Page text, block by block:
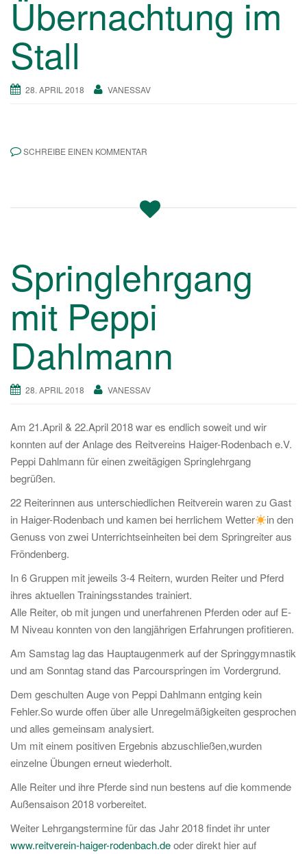
Übernachtung im
Stall
28. APRIL 2018 VANESSAV
SCHREIBE EINEN KOMMENTAR
Springlehrgang
mit Peppi
Dahlmann
28. APRIL 2018 VANESSAV
Am 21.April & 22.April 2018 war es endlich soweit und wir
konnten auf der Anlage des Reitvereins Haiger-Rodenbach e.V.
Peppi Dahlmann für einen zweitägigen Springlehrgang
begrüßen.
22 Reiterinnen aus unterschiedlichen Reitverein waren zu Gast
in Haiger-Rodenbach und kamen bei herrlichem Wetter
in den
Genuss von zwei Unterrichtseinheiten bei dem Springreiter aus
Fröndenberg.
In 6 Gruppen mit jeweils 3-4 Reitern, wurden Reiter und Pferd
ihres aktuellen Trainingsstandes trainiert.
Alle Reiter, ob mit jungen und unerfahrenen Pferden oder auf E-
M Niveau konnten von den langjährigen Erfahrungen profitieren.
Am Samstag lag das Hauptaugenmerk auf der Springgymnastik
und am Sonntag stand das Parcourspringen im Vordergrund.
Dem geschulten Auge von Peppi Dahlmann entging kein
Fehler.So wurde offen über alle Unregelmäßigkeiten gesprochen
und alles gemeinsam analysiert.
Um mit einem positiven Ergebnis abzuschließen,wurden
einzelne Übungen erneut wiederholt.
Alle Reiter und ihre Pferde sind nun bestens auf die kommende
Außensaison 2018 vorbereitet.
Weiter Lehrgangstermine für das Jahr 2018 findet ihr unter
www.reitverein-haiger-rodenbach.deoder direkt hier auf